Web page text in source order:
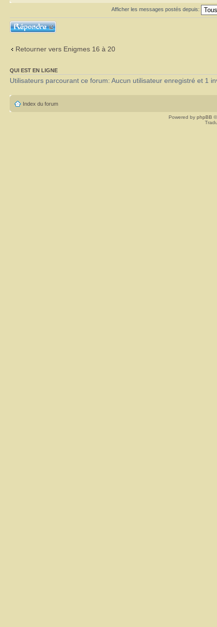
Afficher les messages postés depuis:
Répondre
Retourner vers Enigmes 16 à 20
QUI EST EN LIGNE
Utilisateurs parcourant ce forum: Aucun utilisateur enregistré et 1
Index du forum
Powered by phpBB